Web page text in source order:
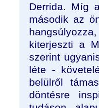
Derrida. Míg
második az
kiterjeszti a
szerint
léte -
belülről
döntésre